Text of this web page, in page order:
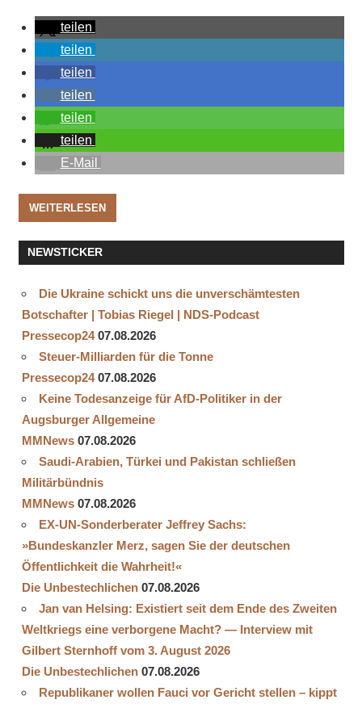
teilen
teilen
teilen
teilen
teilen
teilen
E-Mail
WEITERLESEN
NEWSTICKER
Die Ukraine schickt uns die unverschämtesten
Botschafter | Tobias Riegel | NDS-Podcast
Pressecop24 07.08.2026
Steuer-Milliarden für die Tonne
Pressecop24 07.08.2026
Keine Todesanzeige für AfD-Politiker in der
Augsburger Allgemeine
MMNews 07.08.2026
Saudi-Arabien, Türkei und Pakistan schließen
Militärbündnis
MMNews 07.08.2026
EX-UN-Sonderberater Jeffrey Sachs:
»Bundeskanzler Merz, sagen Sie der deutschen
Öffentlichkeit die Wahrheit!«
Die Unbestechlichen 07.08.2026
Jan van Helsing: Existiert seit dem Ende des Zweiten
Weltkriegs eine verborgene Macht? — Interview mit
Gilbert Sternhoff vom 3. August 2026
Die Unbestechlichen 07.08.2026
Republikaner wollen Fauci vor Gericht stellen – kippt